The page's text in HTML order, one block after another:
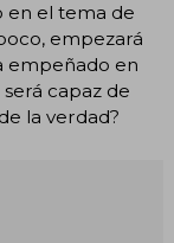
en el tema de
empezará
empeñado en
capaz de
la verdad?